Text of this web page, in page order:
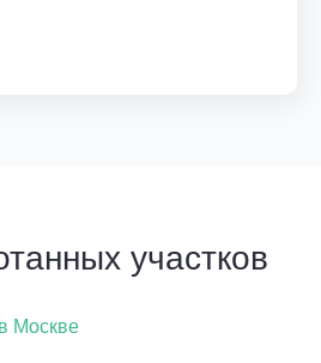
участков